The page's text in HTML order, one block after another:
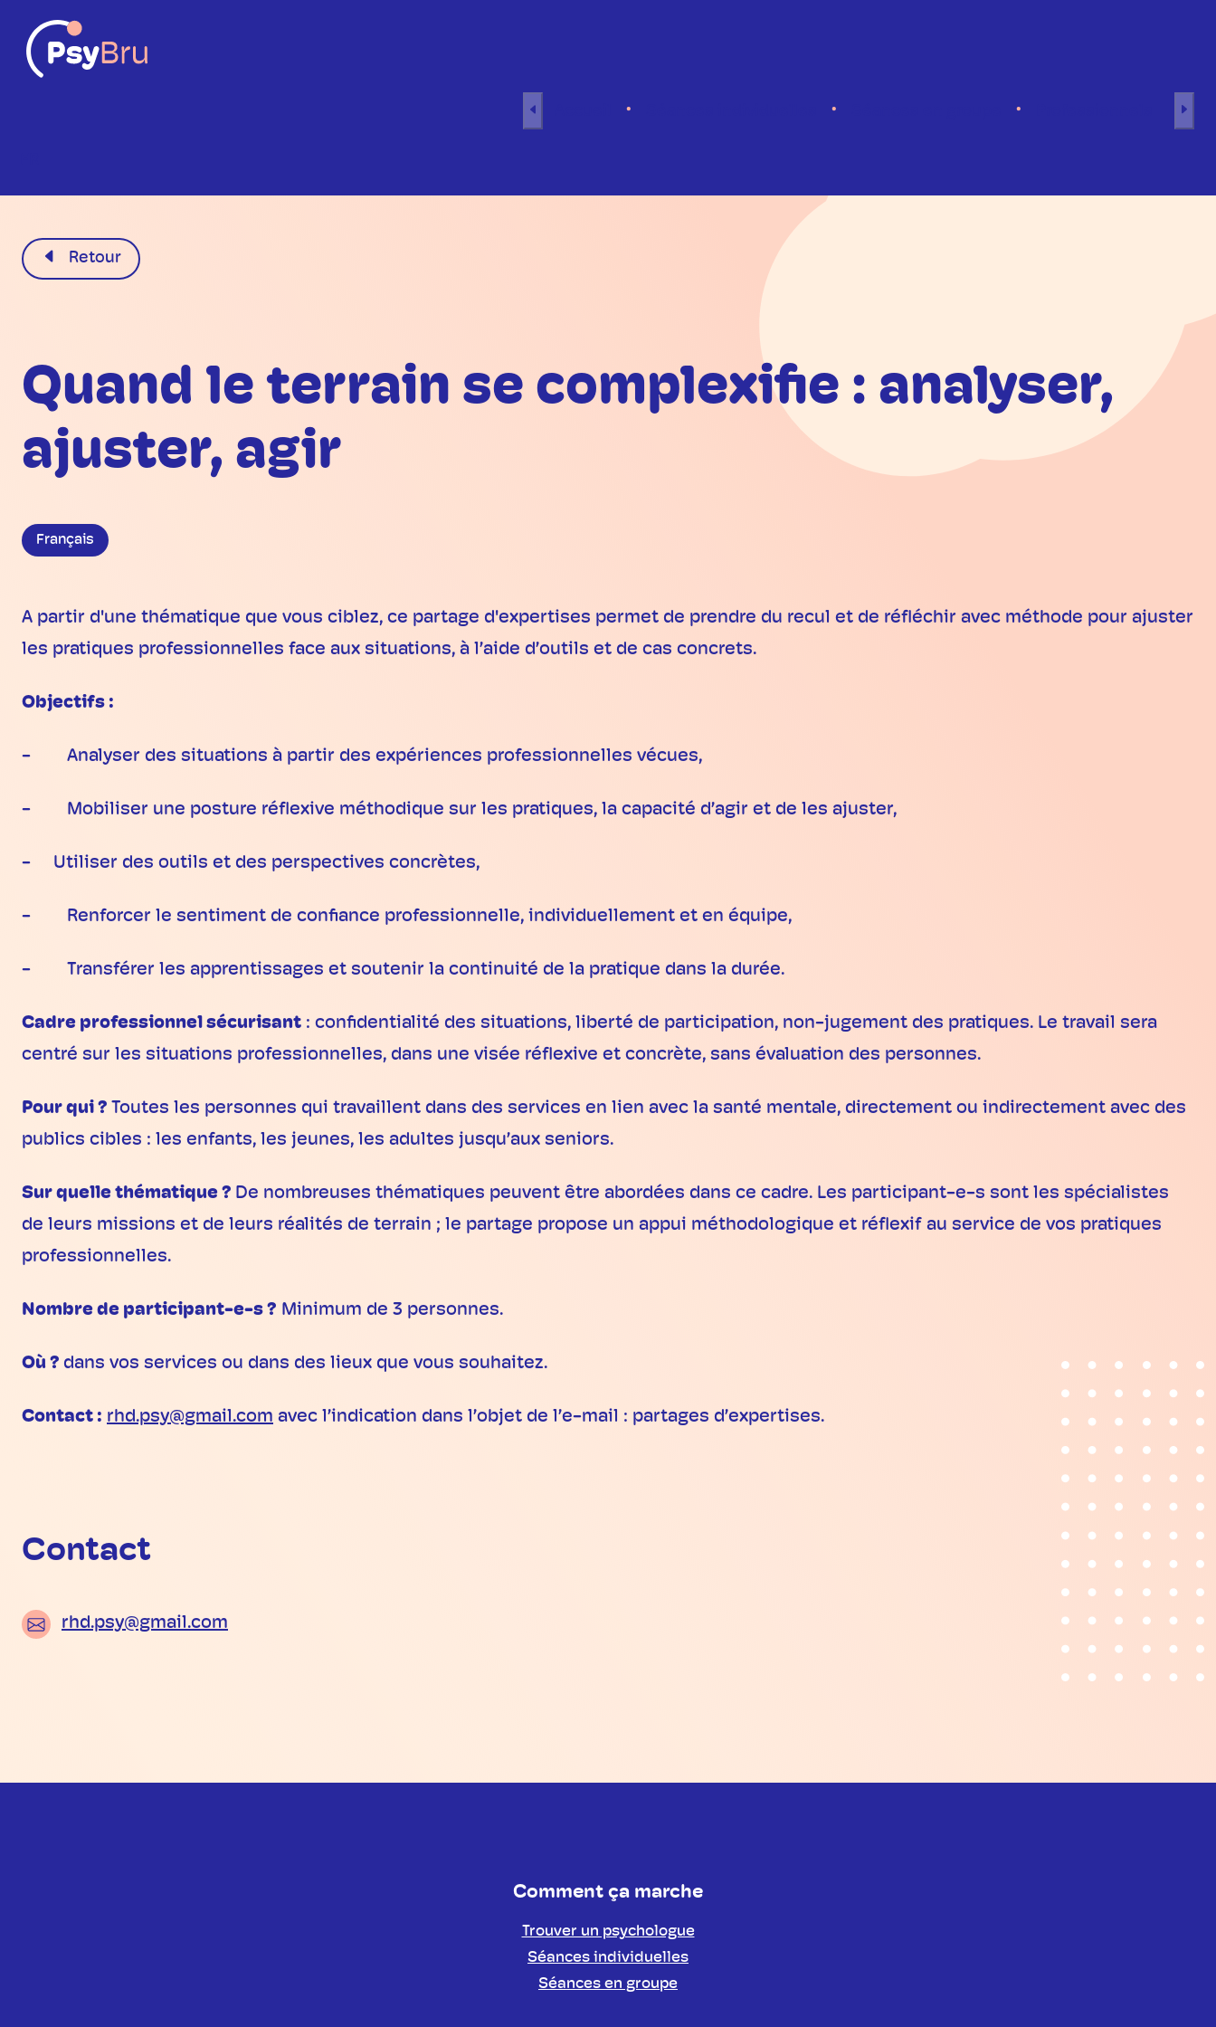
Retour
Quand le terrain se complexifie : analyser,
ajuster, agir
Français
A partir d'une thématique que vous ciblez, ce partage d'expertises permet de prendre du recul et de réfléchir avec méthode pour ajuster
les pratiques professionnelles face aux situations, à l’aide d’outils et de cas concrets.
Objectifs :
- Analyser des situations à partir des expériences professionnelles vécues,
- Mobiliser une posture réflexive méthodique sur les pratiques, la capacité d’agir et de les ajuster,
- Utiliser des outils et des perspectives concrètes,
- Renforcer le sentiment de confiance professionnelle, individuellement et en équipe,
- Transférer les apprentissages et soutenir la continuité de la pratique dans la durée.
Cadre professionnel sécurisant : confidentialité des situations, liberté de participation, non-jugement des pratiques. Le travail sera
centré sur les situations professionnelles, dans une visée réflexive et concrète, sans évaluation des personnes.
Pour qui ? Toutes les personnes qui travaillent dans des services en lien avec la santé mentale, directement ou indirectement avec des
publics cibles : les enfants, les jeunes, les adultes jusqu’aux seniors.
Sur quelle thématique ? De nombreuses thématiques peuvent être abordées dans ce cadre. Les participant-e-s sont les spécialistes
de leurs missions et de leurs réalités de terrain ; le partage propose un appui méthodologique et réflexif au service de vos pratiques
professionnelles.
Nombre de participant-e-s ? Minimum de 3 personnes.
Où ? dans vos services ou dans des lieux que vous souhaitez.
Contact : rhd.psy@gmail.com avec l’indication dans l’objet de l’e-mail : partages d’expertises.
Contact
rhd.psy@gmail.com
Comment ça marche
Trouver un psychologue
Séances individuelles
Séances en groupe